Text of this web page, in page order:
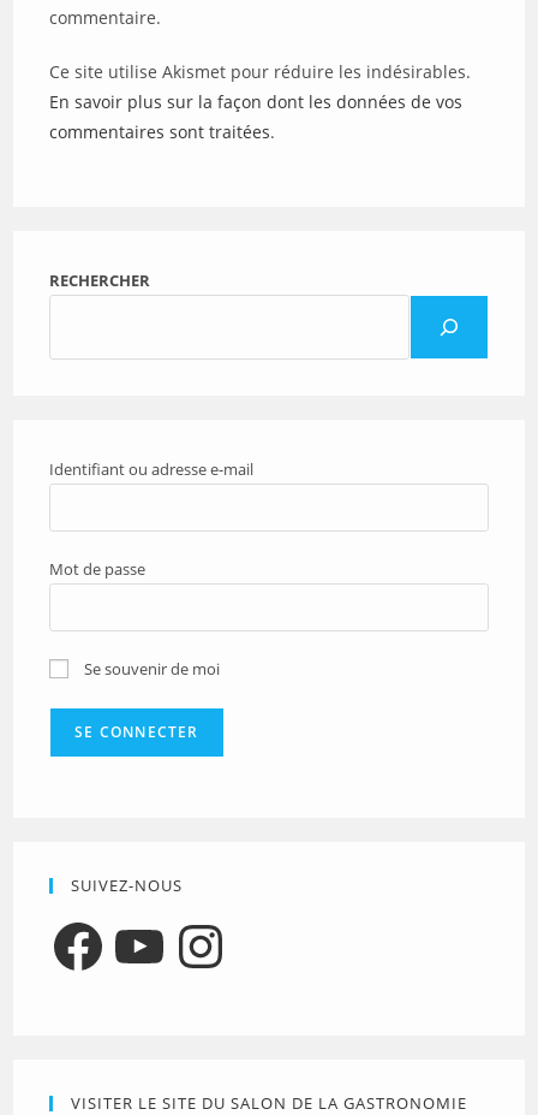
commentaire.
Ce site utilise Akismet pour réduire les indésirables.
En savoir plus sur la façon dont les données de vos
commentaires sont traitées.
RECHERCHER
Identifiant ou adresse e-mail
Mot de passe
Se souvenir de moi
SUIVEZ-NOUS
FacebookYouTubeInstagram
VISITER LE SITE DU SALON DE LA GASTRONOMIE